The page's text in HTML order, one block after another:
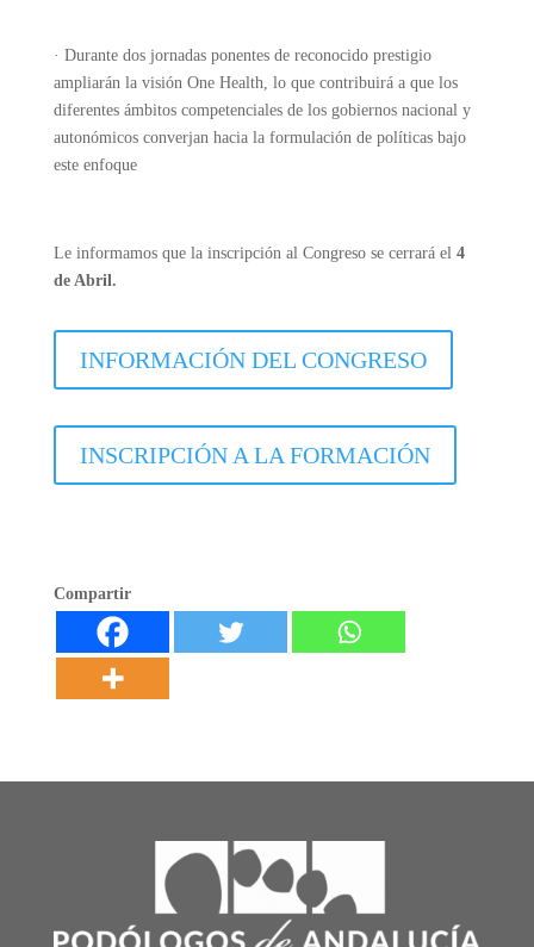
· Durante dos jornadas ponentes de reconocido prestigio
ampliarán la visión One Health, lo que contribuirá a que los
diferentes ámbitos competenciales de los gobiernos nacional y
autonómicos converjan hacia la formulación de políticas bajo
este enfoque
Le informamos que la inscripción al Congreso se cerrará el 4
de Abril.
INFORMACIÓN DEL CONGRESO
INSCRIPCIÓN A LA FORMACIÓN
Compartir